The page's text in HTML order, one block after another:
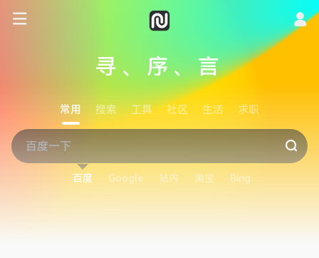
寻、序、言
常用 搜索 工具 社区 生活 求职
百度 Google 站内 淘宝 Bing